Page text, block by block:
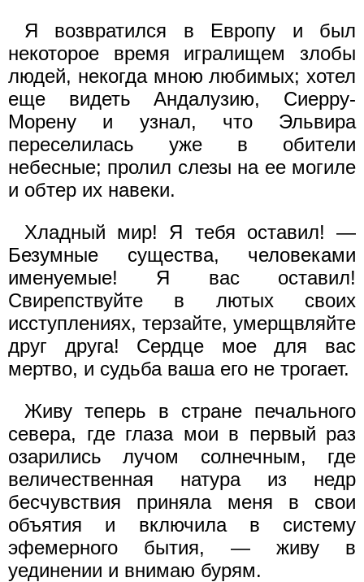
Я возвратился в Европу и был
некоторое время игралищем злобы
людей, некогда мною любимых; хотел
еще видеть Андалузию, Сиерру-
Морену и узнал, что Эльвира
переселилась уже в обители
небесные; пролил слезы на ее могиле
и обтер их навеки.
Хладный мир! Я тебя оставил! —
Безумные существа, человеками
именуемые! Я вас оставил!
Свирепствуйте в лютых своих
исступлениях, терзайте, умерщвляйте
друг друга! Сердце мое для вас
мертво, и судьба ваша его не трогает.
Живу теперь в стране печального
севера, где глаза мои в первый раз
озарились лучом солнечным, где
величественная натура из недр
бесчувствия приняла меня в свои
объятия и включила в систему
эфемерного бытия, — живу в
уединении и внимаю бурям.